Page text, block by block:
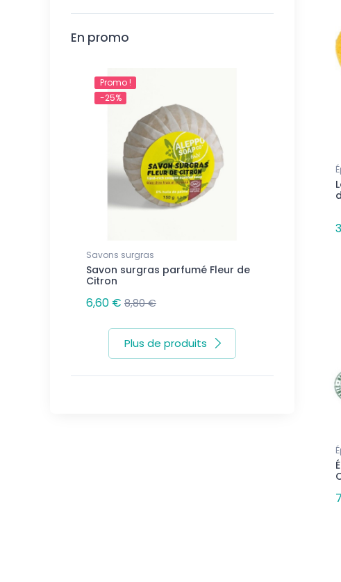
En promo
Promo !
-25%
Savons surgras
Savon surgras parfumé Fleur de
Citron
6,60 € 8,80 €
Plus de produits